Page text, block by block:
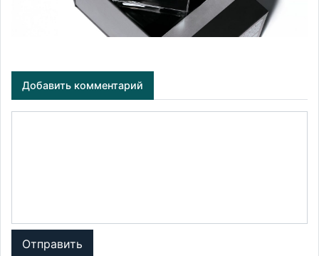
Добавить комментарий
Отправить